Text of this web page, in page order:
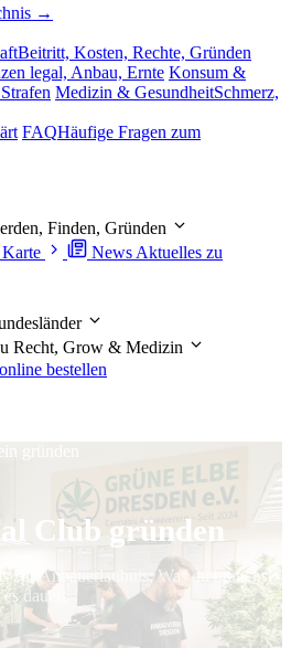
→
Beitritt, Kosten, Rechte, Gründen
legal, Anbau, Ernte Konsum &
Medizin & GesundheitSchmerz,
FAQHäufige Fragen zum
Finden, Gründen
News Aktuelles zu
Recht, Grow & Medizin
bestellen
gründen
Club gründen
zur Anbauerlaubnis: Was du brauchst,
dauert.